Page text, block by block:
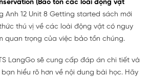
(Bảo tồn các loài động vật
Anh 12 Unit 8 Getting started sách mới
thú vị về các loài động vật có nguy
quan trọng của việc bảo tồn chúng.
LangGo sẽ cung cấp đáp án chi tiết và
hiểu rõ hơn về nội dung bài học. Hãy